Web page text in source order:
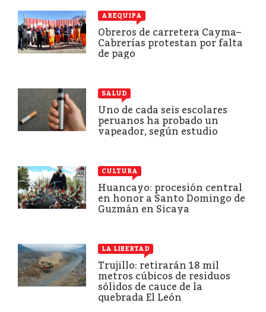
AREQUIPA
Obreros de carretera Cayma–
Cabrerías protestan por falta
de pago
SALUD
Uno de cada seis escolares
peruanos ha probado un
vapeador, según estudio
CULTURA
Huancayo: procesión central
en honor a Santo Domingo de
Guzmán en Sicaya
LA LIBERTAD
Trujillo: retirarán 18 mil
metros cúbicos de residuos
sólidos de cauce de la
quebrada El León